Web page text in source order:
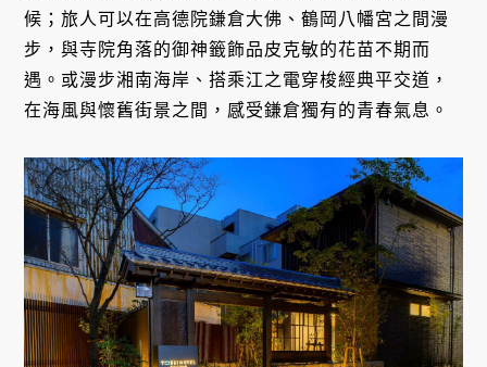
候；旅人可以在高德院鎌倉大佛、鶴岡八幡宮之間漫
步，與寺院角落的御神籤飾品皮克敏的花苗不期而
遇。或漫步湘南海岸、搭乘江之電穿梭經典平交道，
在海風與懷舊街景之間，感受鎌倉獨有的青春氣息。